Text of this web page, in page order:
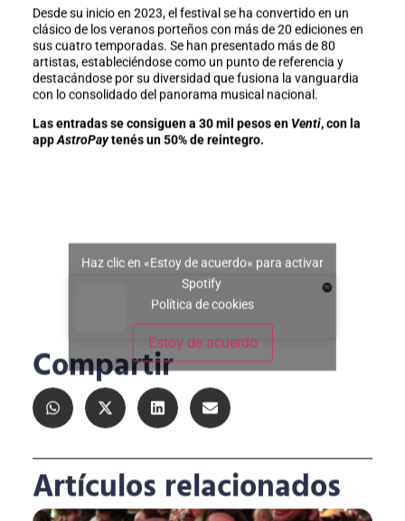
Desde su inicio en 2023, el festival se ha convertido en un
clásico de los veranos porteños con más de 20 ediciones en
sus cuatro temporadas. Se han presentado más de 80
artistas, estableciéndose como un punto de referencia y
destacándose por su diversidad que fusiona la vanguardia
con lo consolidado del panorama musical nacional.
Las entradas se consiguen a 30 mil pesos en Venti, con la
appAstroPaytenés un 50% de reintegro.
Haz clic en «Estoy de acuerdo» para activar
Spotify
Política de cookies
Estoy de acuerdo
Compartir
Artículos relacionados